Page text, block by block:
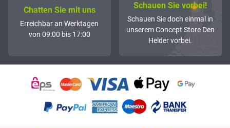
Chatten Sie mit uns
Erreichbar an Werktagen
von 09:00 bis 17:00
Schauen Sie vorbei!
Schauen Sie doch einmal in
unserem Concept Store Den
Helder vorbei.